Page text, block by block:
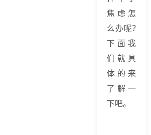
焦虑怎
么办呢?
下面我
们就具
体的来
了解一
下吧。